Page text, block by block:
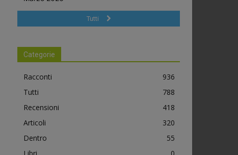
Tutti
Categorie
Racconti
936
Tutti
788
Recensioni
418
Articoli
320
Dentro
55
Libri
0